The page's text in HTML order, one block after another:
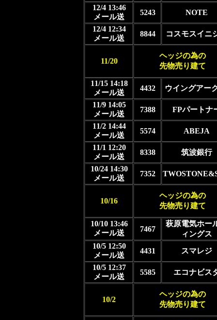
12/4 13:46
メール送
5243
NOTE
12/4 12:34
メール送
8844 コスモスイニ
11/20
ヘッジの為の
先物売り建て
11/15 14:18
メール送
4432
ウイングアー
11/9 14:05
メール送
7388
FPパートナ
11/2 14:44
メール送
5574
ABEJA
11/1 12:20
メール送
8338
筑波銀行
10/24 14:30
メール送
7352
10/16
ヘッジの為の
先物売り建て
10/10 13:46
メール送
7467
萩原電気ホー
ィングス
10/5 12:50
メール送
4431
スマレジ
10/5 12:37
メール送
5585 エコナビス
10/2
ヘッジの為の
先物売り建て